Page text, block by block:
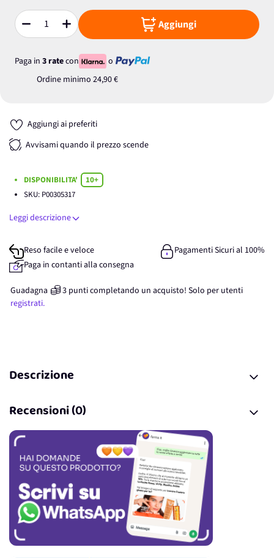
Quantità Aggiungi
Paga in 3 ratecon
o
Ordine minimo 24,90 €
Aggiungi ai preferiti
Avvisami quando il prezzo scende
DISPONIBILITA'
10+
SKU: P00305317
Leggi descrizione
Reso facile e veloce
Pagamenti Sicuri al 100%
Paga in contanti alla consegna
Guadagna 3 punticompletando un acquisto! Solo per utenti
registrati.
Descrizione
Recensioni (0)